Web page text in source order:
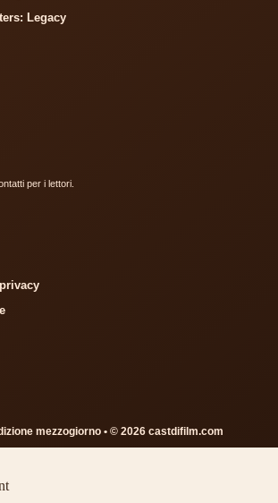
Legacy
per i lettori.
mezzogiorno • © 2026 castdifilm.com